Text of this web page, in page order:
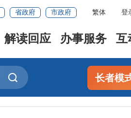
省政府 市政府 繁体 登
解读回应 办事服务 互
长者模